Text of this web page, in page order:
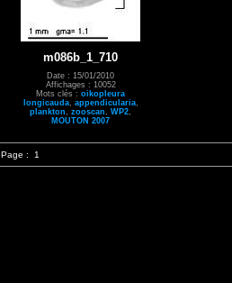
m086b_1_710
Date : 15/01/2010
Affichages : 10052
Mots clés : oikopleura
longicauda, appendicularia,
plankton
zooscan WP2
MOUTON 2007
Page : 1